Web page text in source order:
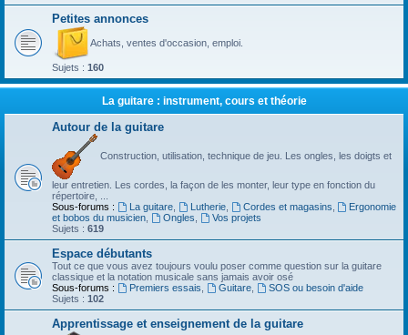
Petites annonces
Achats, ventes d'occasion, emploi.
Sujets : 160
La guitare : instrument, cours et théorie
Autour de la guitare
Construction, utilisation, technique de jeu. Les ongles, les doigts et
leur entretien. Les cordes, la façon de les monter, leur type en fonction du
répertoire, ...
Sous-forums :
La guitare, Lutherie, Cordes et magasins
Ergonomie
et bobos du musicien
Ongles
Vos projets
Sujets : 619
Espace débutants
Tout ce que vous avez toujours voulu poser comme question sur la guitare
classique et la notation musicale sans jamais avoir osé
Sous-forums :
Premiers essais Guitare,
SOS ou besoin d'aide
Sujets : 102
Apprentissage et enseignement de la guitare